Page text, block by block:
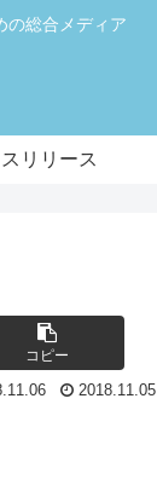
の総合メディア
リリース
コピー
2018.11.05